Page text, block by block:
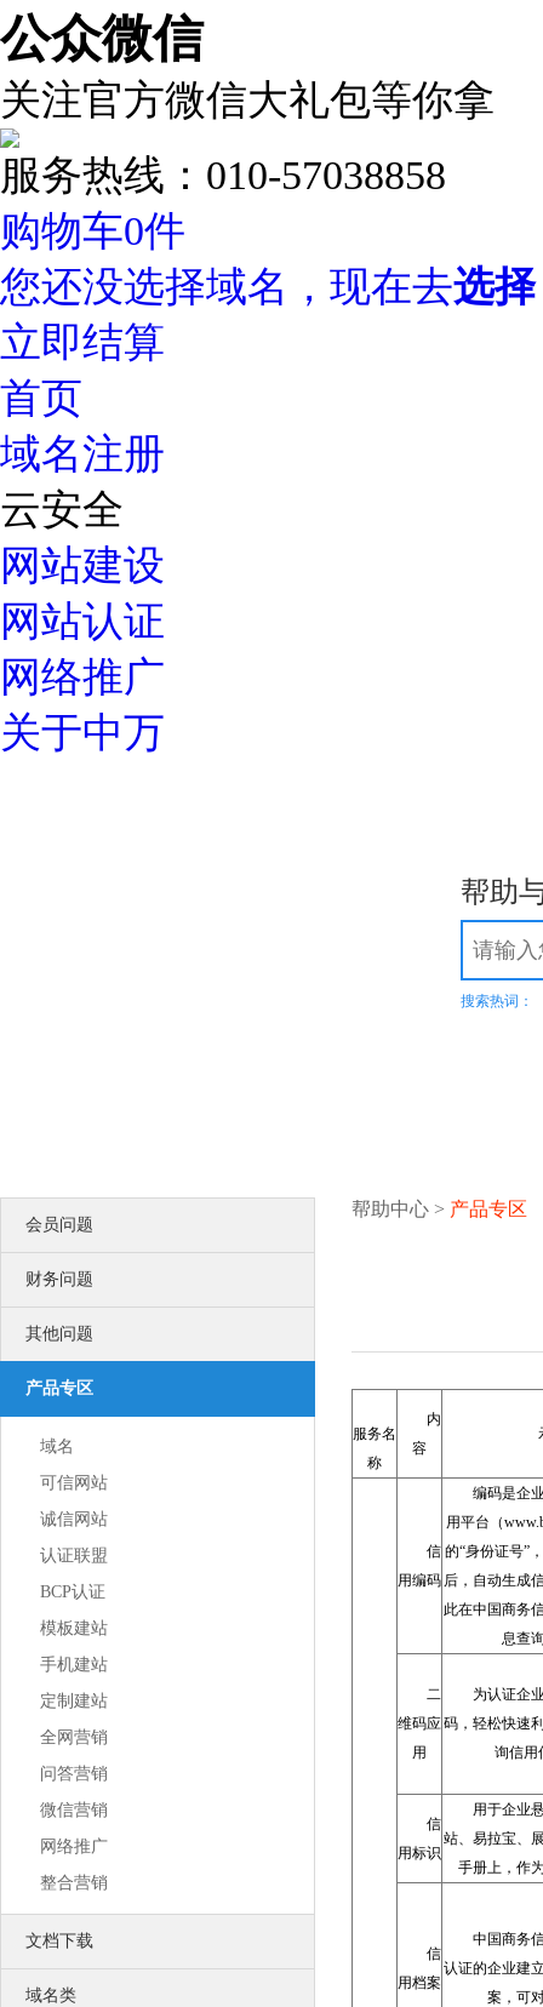
公众微信
关注官方微信大礼包等你拿
服务热线：010-57038858
购物车0件
您还没选择域名，现在去选择
立即结算
首页
域名注册
云安全
网站建设
网站认证
网络推广
关于中万
域名续费whois查
溢价域名.集
服务器证书
服务器证书给网站机密信息上安全锁
安全联盟
给用户一个信任你的理由
可信网站是网站取信于民的身份证
诚信网站
诚信网站是互联网信用认证平台权威认证
软文发布
企商机
SEO优化
使网站更适合搜索引擎的索引原则
口碑营销
专为企业服务的低成本网络营销方案
激发您的网站活力
创造您的网站价值
联系我们
联络我们，将以最好的服务回馈您
公司环境、团队风采、户外旅游
荣誉资质
我们获得的荣誉不甚枚举，感谢有你
中万简介
帮助
搜索热词：
会员问题
财务问题
其他问题
产品专区
域名
可信网站
诚信网站
认证联盟
BCP认证
模板建站
手机建站
定制建站
全网营销
问答营销
微信营销
网络推广
整合营销
文档下载
域名类
帮助中心 > 产品专区
服务名
称
内
容
信
用编码
编码是企
用平台（
的“身份证号”
后，自动生成
此在中国商务
息查
二
维码应
用
为认证企
码，轻松快速
询信用
信
用标识
用于企业
站、易拉宝、
手册上，作
信
用档案
中国商务
认证的企业建
案，可